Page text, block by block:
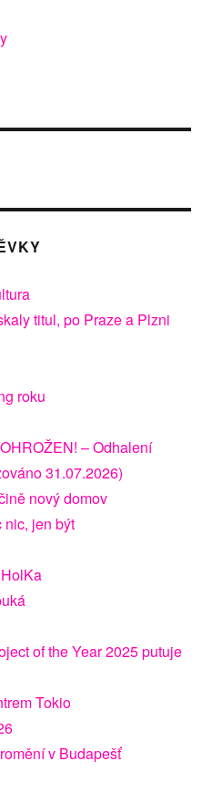
titul, po Praze a Plzni
roku
– Odhalení
31.07.2026)
nový domov
nic, jen být
of the Year 2025 putuje
Tokio
v Budapešť